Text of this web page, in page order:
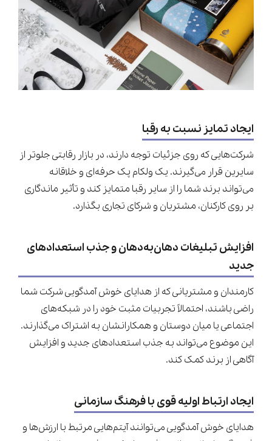
ایجاد تمایز نسبت به رقبا
شرکت‌هایی که روی جزئیات توجه دارند، در بازار رقابتی جلوتر از
سایرین قرار می‌گیرند. یک ولکام پک حرفه‌ای و خلاقانه
می‌تواند برند شما را از سایر رقبا متمایز کند و تأثیر ماندگاری
بر روی کارکنان، مشتریان و شرکای تجاری بگذارد.
افزایش تبلیغات دهان‌به‌دهان و جذب استعدادهای
جدید
کارمندان و مشتریانی که از هدایای خوش آمدگویی شرکت شما
راضی باشند، احتمالاً تجربیات مثبت خود را در شبکه‌های
اجتماعی یا میان دوستان و همکارانشان به اشتراک می‌گذارند.
این موضوع می‌تواند به جذب استعدادهای جدید و افزایش
آگاهی از برند کمک کند.
ایجاد ارتباط اولیه قوی با فرهنگ سازمانی
هدایای خوش آمدگویی می‌توانند آیتم‌هایی مرتبط با ارزش‌ها و